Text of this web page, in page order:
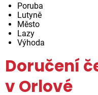
Poruba
Lutyně
Město
Lazy
Výhoda
Doručení
v Orlové